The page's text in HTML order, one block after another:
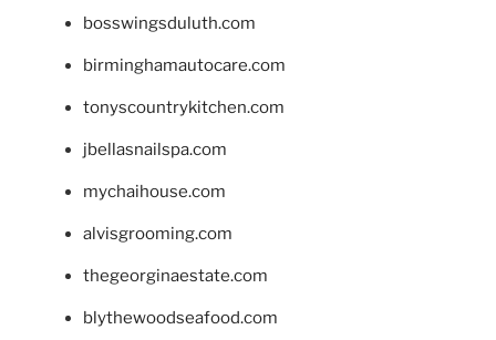
bosswingsduluth.com
birminghamautocare.com
tonyscountrykitchen.com
jbellasnailspa.com
mychaihouse.com
alvisgrooming.com
thegeorginaestate.com
blythewoodseafood.com